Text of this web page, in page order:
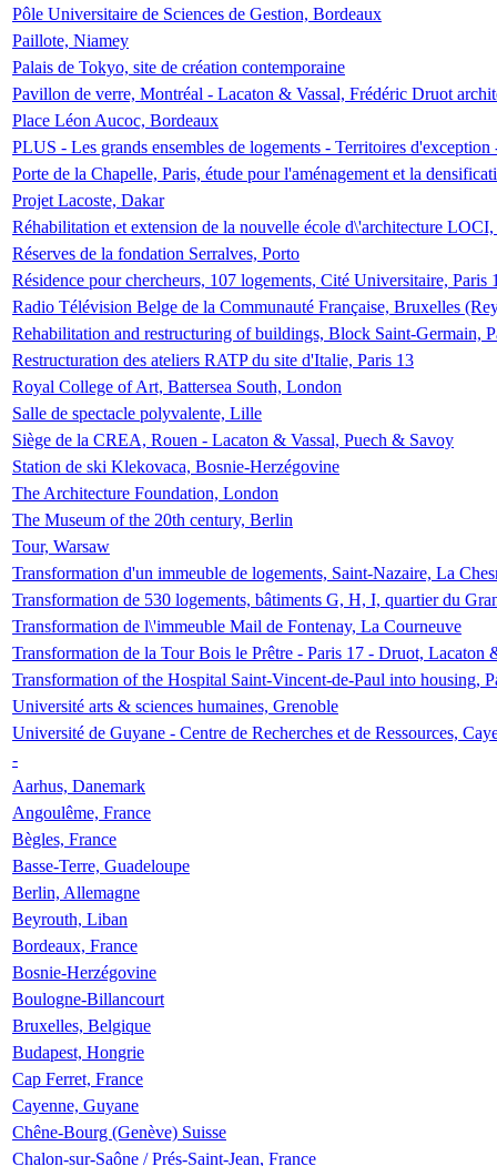
Pôle Universitaire de Sciences de Gestion, Bordeaux
Paillote, Niamey
Palais de Tokyo, site de création contemporaine
Pavillon de verre, Montréal - Lacaton & Vassal, Frédéric Druot
Place Léon Aucoc, Bordeaux
PLUS - Les grands ensembles de logements - Territoires
Porte de la Chapelle, Paris, étude pour l'aménagement et la
Projet Lacoste, Dakar
Réhabilitation et extension de la nouvelle école d\'architecture
Réserves de la fondation Serralves, Porto
Résidence pour chercheurs, 107 logements, Cité Universitaire, Paris
Radio Télévision Belge de la Communauté Française, Bruxelles
Rehabilitation and restructuring of buildings, Block Saint-Germain,
Restructuration des ateliers RATP du site d'Italie, Paris 13
Royal College of Art, Battersea South, London
Salle de spectacle polyvalente, Lille
Siège de la CREA, Rouen - Lacaton & Vassal, Puech & Savoy
Station de ski Klekovaca, Bosnie-Herzégovine
The Architecture Foundation, London
The Museum of the 20th century, Berlin
Tour, Warsaw
Transformation d'un immeuble de logements, Saint-Nazaire, La
Transformation de 530 logements, bâtiments G, H, I, quartier du
Transformation de l\'immeuble Mail de Fontenay, La Courneuve
Transformation de la Tour Bois le Prêtre - Paris 17 - Druot, Lacaton
Transformation of the Hospital Saint-Vincent-de-Paul into housing,
Université arts & sciences humaines, Grenoble
Université de Guyane - Centre de Recherches et de Ressources,
-
Aarhus, Danemark
Angoulême, France
Bègles, France
Basse-Terre, Guadeloupe
Berlin, Allemagne
Beyrouth, Liban
Bordeaux, France
Bosnie-Herzégovine
Boulogne-Billancourt
Bruxelles, Belgique
Budapest, Hongrie
Cap Ferret, France
Cayenne, Guyane
Chêne-Bourg (Genève) Suisse
Chalon-sur-Saône / Prés-Saint-Jean, France